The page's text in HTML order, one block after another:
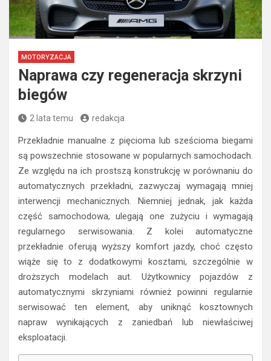
MOTORYZACJA
Naprawa czy regeneracja skrzyni
biegów
2 lata temu redakcja
Przekładnie manualne z pięcioma lub sześcioma biegami
są powszechnie stosowane w popularnych samochodach.
Ze względu na ich prostszą konstrukcję w porównaniu do
automatycznych przekładni, zazwyczaj wymagają mniej
interwencji mechanicznych. Niemniej jednak, jak każda
część samochodowa, ulegają one zużyciu i wymagają
regularnego serwisowania. Z kolei automatyczne
przekładnie oferują wyższy komfort jazdy, choć często
wiąże się to z dodatkowymi kosztami, szczególnie w
droższych modelach aut. Użytkownicy pojazdów z
automatycznymi skrzyniami również powinni regularnie
serwisować ten element, aby uniknąć kosztownych
napraw wynikających z zaniedbań lub niewłaściwej
eksploatacji.